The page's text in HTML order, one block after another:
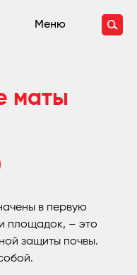
Меню
маты
в первую
площадок, – это
защиты почвы.